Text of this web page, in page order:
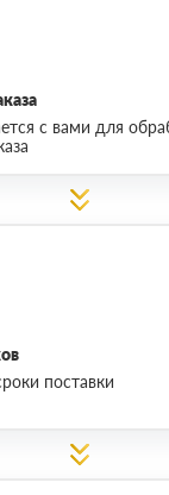
с вами для
поставки